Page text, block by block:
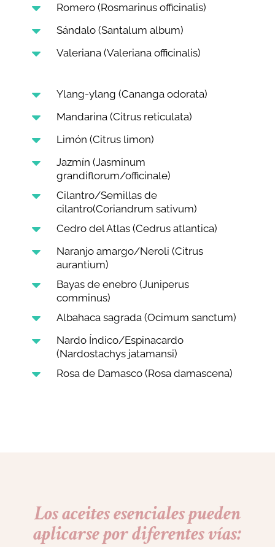
C Romero (Rosmarinus officinalis)
C Sándalo (Santalum album)
C Valeriana (Valeriana officinalis)
C Ylang-ylang (Cananga odorata)
C Mandarina (Citrus reticulata)
C Limón (Citrus limon)
C
Jazmín (Jasminum
grandiflorum/officinale)
C
Cilantro/Semillas de
cilantro(Coriandrum sativum)
C Cedro del Atlas (Cedrus atlantica)
C
Naranjo amargo/Neroli (Citrus
aurantium)
C
Bayas de enebro (Juniperus
comminus)
C Albahaca sagrada (Ocimum sanctum)
C
Nardo Índico/Espinacardo
(Nardostachys jatamansi)
C Rosa de Damasco (Rosa damascena)
Los aceites esenciales pueden
aplicarse por diferentes vías: